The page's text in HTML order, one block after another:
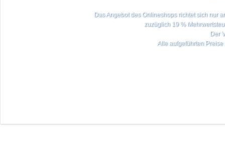
Das Angebot des Onlineshops richtet sich nur
zuzüglich 19 %
Der
Alle aufgeführten